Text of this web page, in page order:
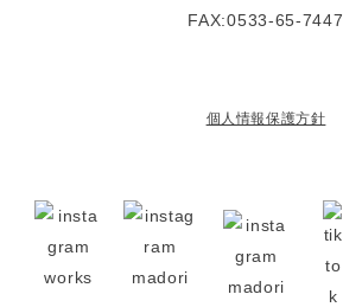
FAX:0533-65-7447
個人情報保護方針